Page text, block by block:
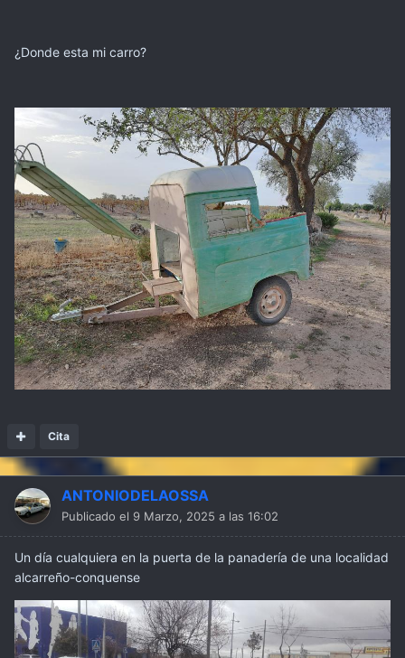
¿Donde esta mi carro?
Cita
ANTONIODELAOSSA
Publicado el 9 Marzo, 2025 a las 16:02
Un día cualquiera en la puerta de la panadería de una localidad
alcarreño-conquense